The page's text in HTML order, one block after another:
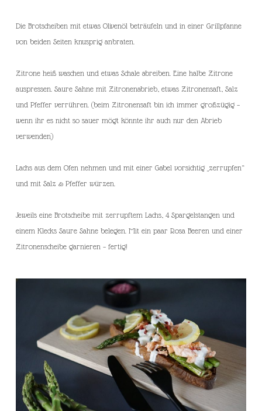
Die Brotscheiben mit etwas Olivenöl beträufeln und in einer Grillpfanne
von beiden Seiten knusprig anbraten.
Zitrone heiß waschen und etwas Schale abreiben. Eine halbe Zitrone
auspressen. Saure Sahne mit Zitronenabrieb, etwas Zitronensaft, Salz
und Pfeffer verrühren. (beim Zitronensaft bin ich immer großzügig –
wenn ihr es nicht so sauer mögt könnte ihr auch nur den Abrieb
verwenden)
Lachs aus dem Ofen nehmen und mit einer Gabel vorsichtig „zerrupfen“
und mit Salz & Pfeffer würzen.
Jeweils eine Brotscheibe mit zerrupftem Lachs, 4 Spargelstangen und
einem Klecks Saure Sahne belegen. Mit ein paar Rosa Beeren und einer
Zitronenscheibe garnieren – fertig!